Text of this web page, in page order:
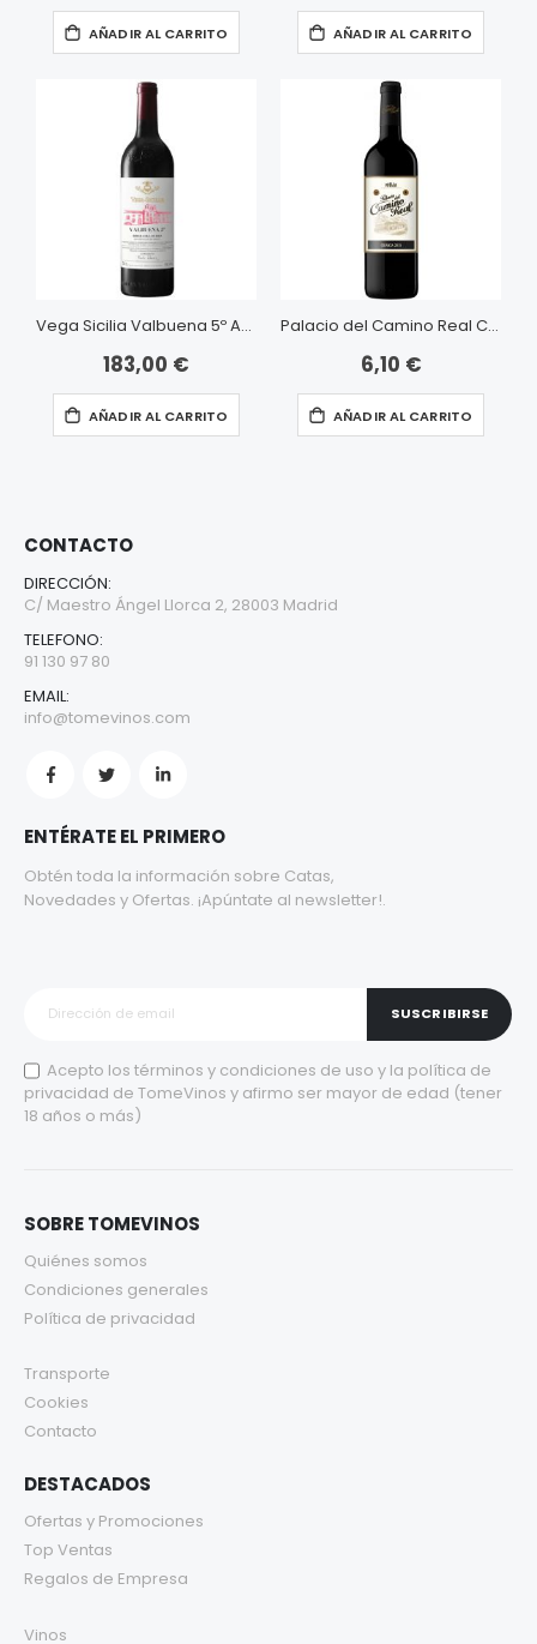
AÑADIR AL CARRITO AÑADIR AL CARRITO
Vega Sicilia Valbuena 5º Año
183,00 €
AÑADIR AL CARRITO
Palacio del Camino Real Crianza
6,10 €
AÑADIR AL CARRITO
CONTACTO
DIRECCIÓN:
C/ Maestro Ángel Llorca 2, 28003 Madrid
TELEFONO:
91 130 97 80
EMAIL:
info@tomevinos.com
ENTÉRATE EL PRIMERO
Obtén toda la información sobre Catas,
Novedades y Ofertas. ¡Apúntate al newsletter!.
SUSCRIBIRSE
Acepto los términos y condiciones de uso y la política de
privacidad de TomeVinos y afirmo ser mayor de edad (tener
18 años o más)
SOBRE TOMEVINOS
Quiénes somos
Condiciones generales
Política de privacidad
Transporte
Cookies
Contacto
DESTACADOS
Ofertas y Promociones
Top Ventas
Regalos de Empresa
Vinos